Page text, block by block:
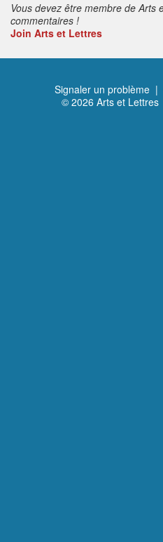
Vous devez être membre de Arts
commentaires !
Join Arts et Lettres
Signaler un problème |
© 2026 Arts et Lettres